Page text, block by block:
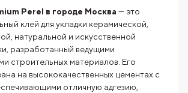
Perel в городе Москва — это
клей для укладки керамической,
натуральной и искусственной
разработанный ведущими
строительных материалов. Его
на высококачественных цементах с
отличную адгезию,